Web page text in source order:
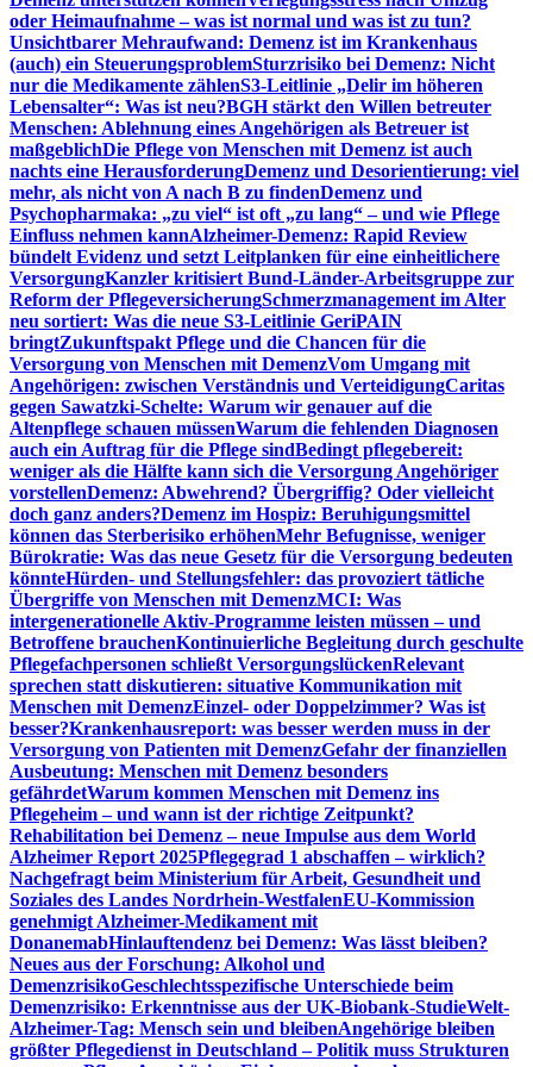
oder Heimaufnahme – was ist normal und was ist zu tun?
Unsichtbarer Mehraufwand: Demenz ist im Krankenhaus
(auch) ein SteuerungsproblemSturzrisiko bei Demenz: Nicht
nur die Medikamente zählenS3-Leitlinie „Delir im höheren
Lebensalter“: Was ist neu?BGH stärkt den Willen betreuter
Menschen: Ablehnung eines Angehörigen als Betreuer ist
maßgeblichDie Pflege von Menschen mit Demenz ist auch
nachts eine HerausforderungDemenz und Desorientierung: viel
mehr, als nicht von A nach B zu findenDemenz und
Psychopharmaka: „zu viel“ ist oft „zu lang“ – und wie Pflege
Einfluss nehmen kannAlzheimer-Demenz: Rapid Review
bündelt Evidenz und setzt Leitplanken für eine einheitlichere
VersorgungKanzler kritisiert Bund-Länder-Arbeitsgruppe zur
Reform der PflegeversicherungSchmerzmanagement im Alter
neu sortiert: Was die neue S3-Leitlinie GeriPAIN
bringtZukunftspakt Pflege und die Chancen für die
Versorgung von Menschen mit DemenzVom Umgang mit
Angehörigen: zwischen Verständnis und VerteidigungCaritas
gegen Sawatzki-Schelte: Warum wir genauer auf die
Altenpflege schauen müssenWarum die fehlenden Diagnosen
auch ein Auftrag für die Pflege sindBedingt pflegebereit:
weniger als die Hälfte kann sich die Versorgung Angehöriger
vorstellenDemenz: Abwehrend? Übergriffig? Oder vielleicht
doch ganz anders?Demenz im Hospiz: Beruhigungsmittel
können das Sterberisiko erhöhenMehr Befugnisse, weniger
Bürokratie: Was das neue Gesetz für die Versorgung bedeuten
könnteHürden- und Stellungsfehler: das provoziert tätliche
Übergriffe von Menschen mit DemenzMCI: Was
intergenerationelle Aktiv-Programme leisten müssen – und
Betroffene brauchenKontinuierliche Begleitung durch geschulte
Pflegefachpersonen schließt VersorgungslückenRelevant
sprechen statt diskutieren: situative Kommunikation mit
Menschen mit DemenzEinzel- oder Doppelzimmer? Was ist
besser?Krankenhausreport: was besser werden muss in der
Versorgung von Patienten mit DemenzGefahr der finanziellen
Ausbeutung: Menschen mit Demenz besonders
gefährdetWarum kommen Menschen mit Demenz ins
Pflegeheim – und wann ist der richtige Zeitpunkt?
Rehabilitation bei Demenz – neue Impulse aus dem World
Alzheimer Report 2025Pflegegrad 1 abschaffen – wirklich?
Nachgefragt beim Ministerium für Arbeit, Gesundheit und
Soziales des Landes Nordrhein-WestfalenEU-Kommission
genehmigt Alzheimer-Medikament mit
DonanemabHinlauftendenz bei Demenz: Was lässt bleiben?
Neues aus der Forschung: Alkohol und
DemenzrisikoGeschlechtsspezifische Unterschiede beim
Demenzrisiko: Erkenntnisse aus der UK-Biobank-StudieWelt-
Alzheimer-Tag: Mensch sein und bleibenAngehörige bleiben
größter Pflegedienst in Deutschland – Politik muss Strukturen